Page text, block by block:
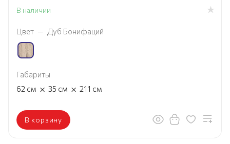
В наличии
Цвет — Дуб Бонифаций
Габариты
62 см × 35 см × 211 см
В корзину